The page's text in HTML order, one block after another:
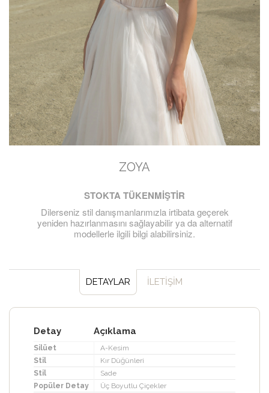
ZOYA
STOKTA TÜKENMİŞTİR
Dilerseniz stil danışmanlarımızla irtibata geçerek
yeniden hazırlanmasını sağlayabilir ya da alternatif
modellerle ilgili bilgi alabilirsiniz.
DETAYLAR İLETİŞİM
Detay Açıklama
Silüet
A-Kesim
Stil
Kır Düğünleri
Stil
Sade
Popüler Detay
Üç Boyutlu Çiçekler